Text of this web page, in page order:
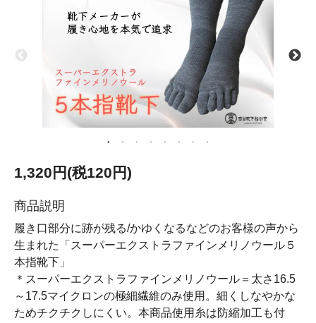
1,320円(税120円)
商品説明
履き口部分に跡が残る/かゆくなるなどのお客様の声から
生まれた「スーパーエクストラファインメリノウール５
本指靴下」
＊スーパーエクストラファインメリノウール＝太さ16.5
～17.5マイクロンの極細繊維のみ使用。細くしなやかな
ためチクチクしにくい。本商品使用糸は防縮加工も付